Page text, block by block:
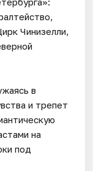
Чинизелли,
в
и трепет
на
под